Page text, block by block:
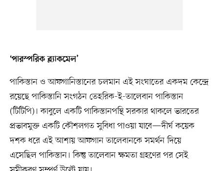
‘পারস্পরিক ব্ল্যাকমেল’
পাকিস্তান ও আফগানিস্তানের চলমান এই সংঘাতের একদম কেন্দ্রে
রয়েছে পাকিস্তানি সংগঠন তেহরিক-ই-তালেবান পাকিস্তান
(টিটিপি)। কাবুলে একটি পাকিস্তানপন্থি সরকার থাকলে ভারতের
প্রভাবমুক্ত একটি কৌশলগত সুবিধা পাওয়া যাবে—দীর্ঘ কয়েক
দশক ধরে এই আশায় আফগান তালেবানকে সমর্থন দিয়ে
এসেছিল পাকিস্তান। কিন্তু তালেবান ক্ষমতা গ্রহণের পর সেই